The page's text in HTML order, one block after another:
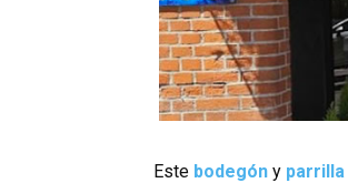
Este bodegón y parrilla